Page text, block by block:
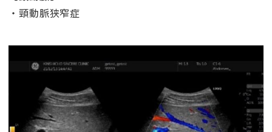
・頸動脈狭窄症